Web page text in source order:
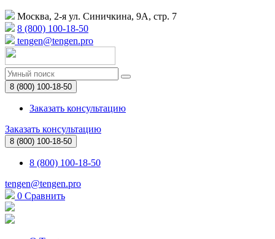
Москва, 2-я ул. Синичкина, 9А, стр. 7
8 (800) 100-18-50
tengen@tengen.pro
8 (800) 100-18-50
Заказать консультацию
Заказать консультацию
8 (800) 100-18-50
8 (800) 100-18-50
tengen@tengen.pro
0 Сравнить